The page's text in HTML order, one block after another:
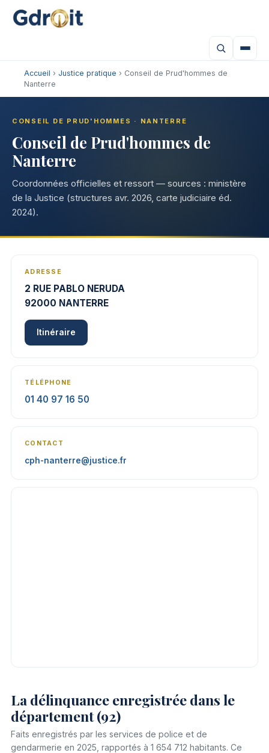
Accueil › Justice pratique › Conseil de Prud'hommes de
Nanterre
CONSEIL DE PRUD'HOMMES · NANTERRE
Conseil de Prud'hommes de
Nanterre
Coordonnées officielles et ressort — sources : ministère
de la Justice (structures avr. 2026, carte judiciaire éd.
2024).
ADRESSE
2 RUE PABLO NERUDA
92000 NANTERRE
Itinéraire
TÉLÉPHONE
01 40 97 16 50
CONTACT
cph-nanterre@justice.fr
La délinquance enregistrée dans le
département (92)
Faits enregistrés par les services de police et de
gendarmerie en 2025, rapportés à 1 654 712 habitants. Ce